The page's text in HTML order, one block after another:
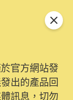
官方網站發
出的產品回
訊息，切勿
關閉